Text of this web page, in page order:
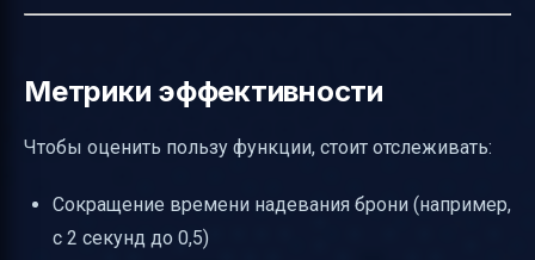
Метрики эффективности
Чтобы оценить пользу функции, стоит отслеживать:
Сокращение времени надевания брони (например,
с 2 секунд до 0,5)